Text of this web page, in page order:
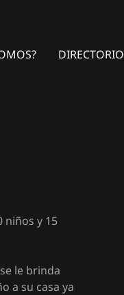
DIRECTORIO
niños y 15
le brinda
a su casa ya